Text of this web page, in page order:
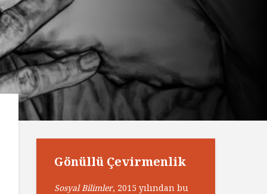
Gönüllü Çevirmenlik
Sosyal Bilimler, 2015 yılından bu